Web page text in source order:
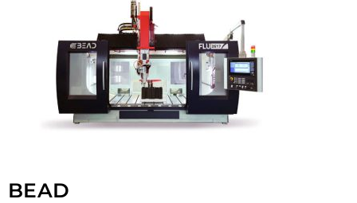
BEAD